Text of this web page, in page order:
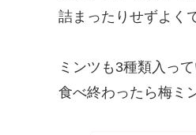
詰まったりせずよく
ミンツも3種類入っ
食べ終わったら梅ミ